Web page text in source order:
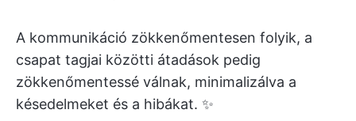
A kommunikáció zökkenőmentesen folyik, a
csapat tagjai közötti átadások pedig
zökkenőmentessé válnak, minimalizálva a
késedelmeket és a hibákat. ✨